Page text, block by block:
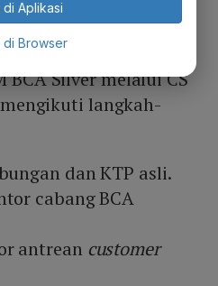
digital, nasabah bisa
Silver melalui CS
langkah-
dan KTP asli.
cabang BCA
antrean customer
di Aplikasi
di Browser